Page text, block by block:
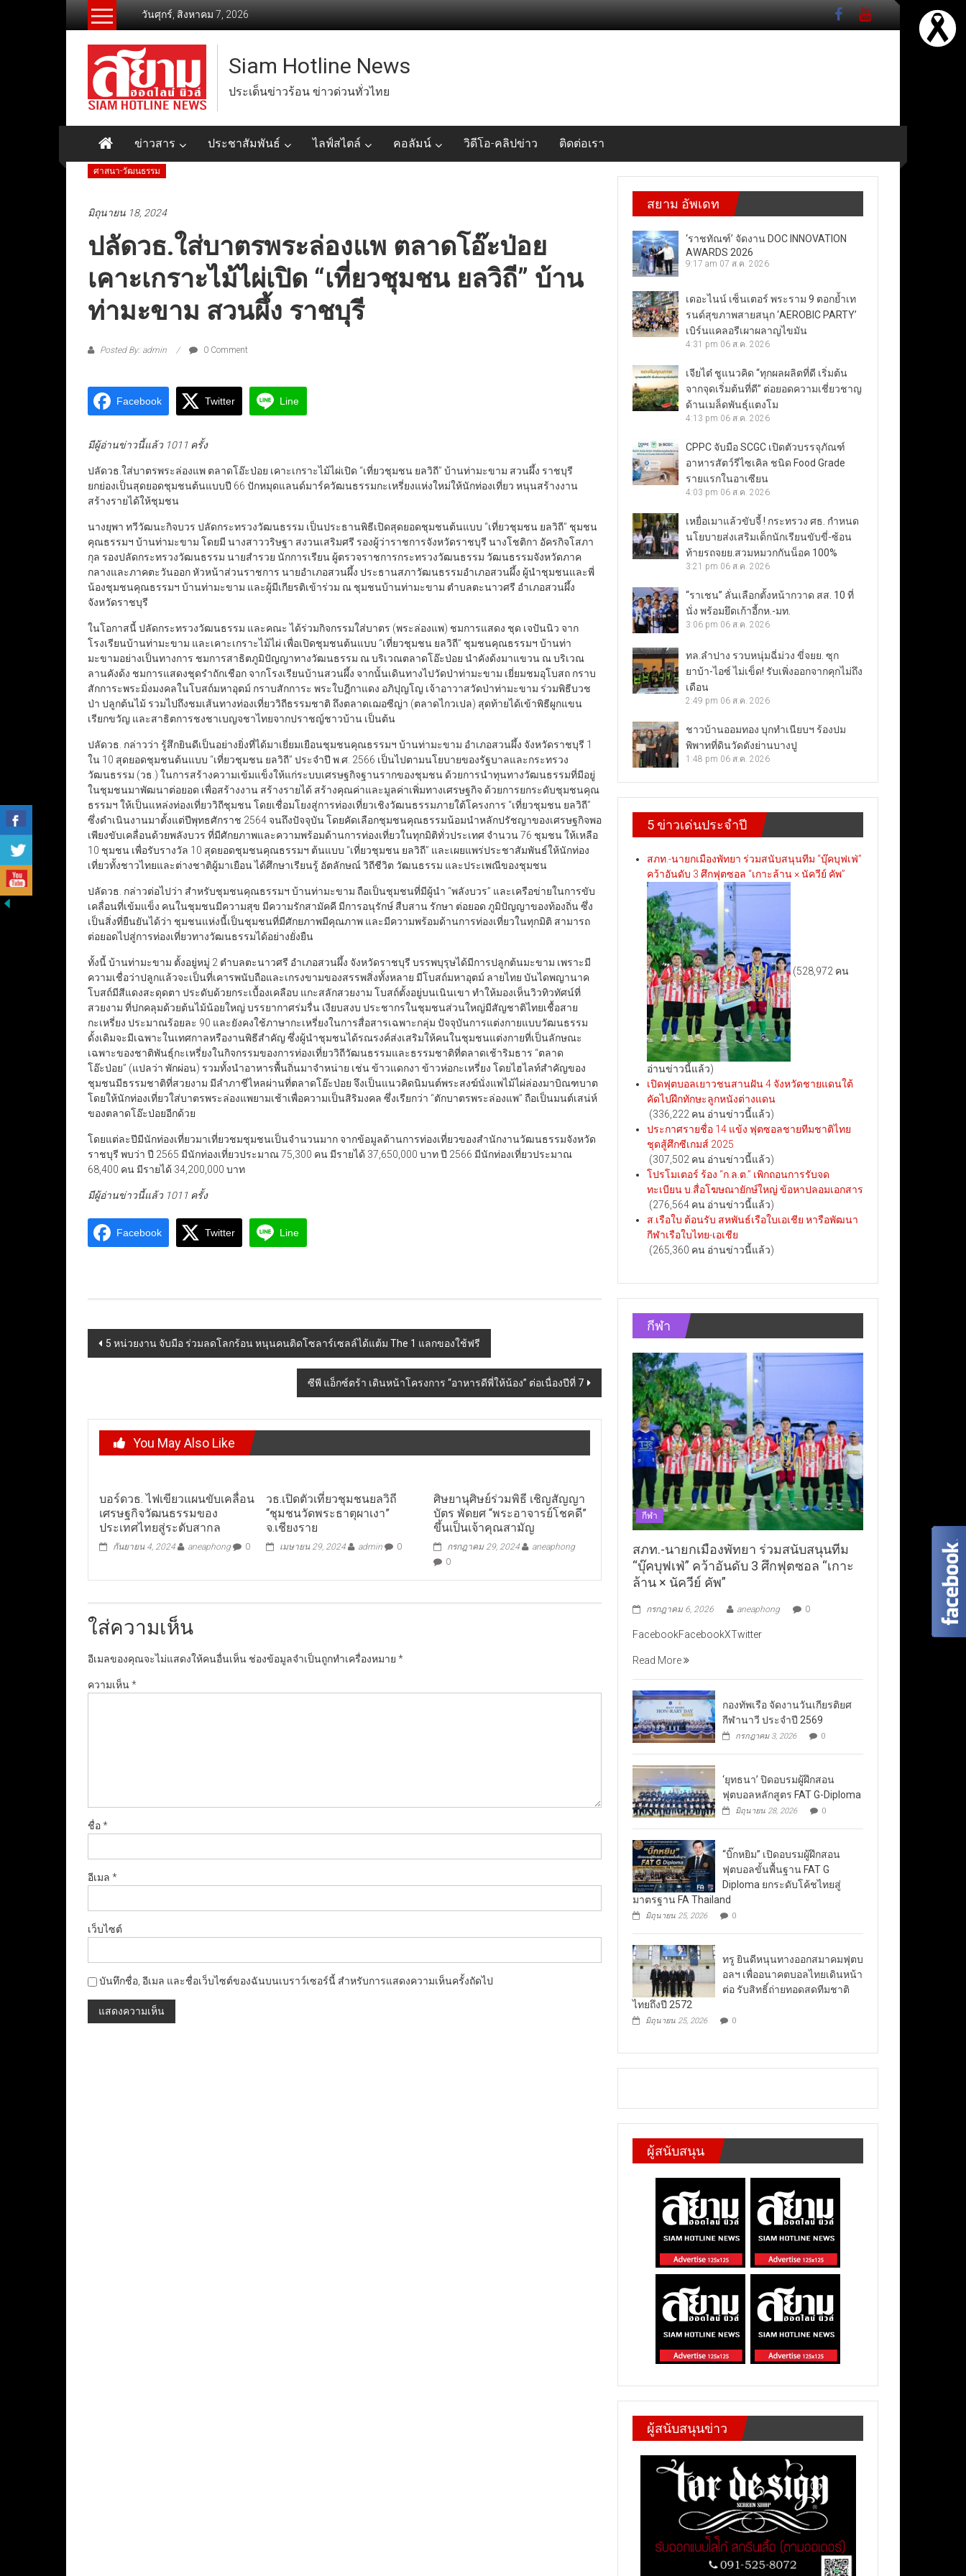
วันศุกร์, สิงหาคม 7, 2026
Siam Hotline News
ประเด็นข่าวร้อน ข่าวด่วนทั่วไทย
ข่าวสาร ประชาสัมพันธ์ ไลฟ์สไตล์ คอลัมน์ วิดีโอ-คลิปข่าว ติดต่อเรา
ศาสนา-วัฒนธรรม
มิถุนายน 18, 2024
ปลัดวธ.ใส่บาตรพระล่องแพ ตลาดโอ๊ะป่อย
เคาะเกราะไม้ไผ่เปิด “เที่ยวชุมชน ยลวิถี” บ้าน
ท่ามะขาม สวนผึ้ง ราชบุรี
Posted By: admin 0 Comment
Facebook Twitter Line
มีผู้อ่านข่าวนี้แล้ว 1011 ครั้ง
ปลัดวธ.ใส่บาตรพระล่องแพ ตลาดโอ๊ะป่อย เคาะเกราะไม้ไผ่เปิด “เที่ยวชุมชน ยลวิถี” บ้านท่ามะขาม สวนผึ้ง ราชบุรี
ยกย่องเป็นสุดยอดชุมชนต้นแบบปี 66 ปักหมุดแลนด์มาร์ควัฒนธรรมกะเหรี่ยงแห่งใหม่ให้นักท่องเที่ยว หนุนสร้างงาน
สร้างรายได้ให้ชุมชน
นางยุพา ทวีวัฒนะกิจบวร ปลัดกระทรวงวัฒนธรรม เป็นประธานพิธีเปิดสุดยอดชุมชนต้นแบบ “เที่ยวชุมชน ยลวิถี” ชุมชน
คุณธรรมฯ บ้านท่ามะขาม โดยมี นางสาววริษฐา สงวนเสริมศรี รองผู้ว่าราชการจังหวัดราชบุรี นางโชติกา อัครกิจโสภา
กุล รองปลัดกระทรวงวัฒนธรรม นายสำรวย นักการเรียน ผู้ตรวจราชการกระทรวงวัฒนธรรม วัฒนธรรมจังหวัดภาค
กลางและภาคตะวันออก หัวหน้าส่วนราชการ นายอำเภอสวนผึ้ง ประธานสภาวัฒนธรรมอำเภอสวนผึ้ง ผู้นำชุมชนและพี่
น้องชุมชนคุณธรรมฯ บ้านท่ามะขาม และผู้มีเกียรติเข้าร่วม ณ ชุมชนบ้านท่ามะขาม ตำบลตะนาวศรี อำเภอสวนผึ้ง
จังหวัดราชบุรี
ในโอกาสนี้ ปลัดกระทรวงวัฒนธรรม และคณะ ได้ร่วมกิจกรรมใส่บาตร (พระล่องแพ) ชมการแสดง ชุด เจปันนิว จาก
โรงเรียนบ้านท่ามะขาม และเคาะเกราะไม้ไผ่ เพื่อเปิดชุมชนต้นแบบ “เที่ยวชุมชน ยลวิถี” ชุมชนคุณธรรมฯ บ้านท่า
มะขามอย่างเป็นทางการ ชมการสาธิตภูมิปัญญาทางวัฒนธรรม ณ บริเวณตลาดโอ๊ะป่อย นำคังด้งมาแขวน ณ บริเวณ
ลานคังด้ง ชมการแสดงชุดรำถักเชือก จากโรงเรียนบ้านสวนผึ้ง จากนั้นเดินทางไปวัดป่าท่ามะขาม เยี่ยมชมอุโบสถ กราบ
สักการะพระมิ่งมงคลในโบสถ์มหาอุตม์ กราบสักการะ พระใบฎีกาแดง อภิปุญโญ เจ้าอาวาสวัดป่าท่ามะขาม ร่วมพิธีบวช
ป่า ปลูกต้นไม้ รวมไปถึงชมเส้นทางท่องเที่ยววิถีธรรมชาติ ถึงตลาดเฌอซีญ่า (ตลาดไกวเปล) สุดท้ายได้เข้าพิธีผูกแขน
เรียกขวัญ และสาธิตการชงชาเบญจชาไทยจากปราชญ์ชาวบ้าน เป็นต้น
ปลัดวธ. กล่าวว่า รู้สึกยินดีเป็นอย่างยิ่งที่ได้มาเยี่ยมเยือนชุมชนคุณธรรมฯ บ้านท่ามะขาม อำเภอสวนผึ้ง จังหวัดราชบุรี 1
ใน 10 สุดยอดชุมชนต้นแบบ “เที่ยวชุมชน ยลวิถี” ประจำปี พ.ศ. 2566 เป็นไปตามนโยบายของรัฐบาลและกระทรวง
วัฒนธรรม (วธ.) ในการสร้างความเข้มแข็งให้แก่ระบบเศรษฐกิจฐานรากของชุมชน ด้วยการนำทุนทางวัฒนธรรมที่มีอยู่
ในชุมชนมาพัฒนาต่อยอด เพื่อสร้างงาน สร้างรายได้ สร้างคุณค่าและมูลค่าเพิ่มทางเศรษฐกิจ ด้วยการยกระดับชุมชนคุณ
ธรรมฯ ให้เป็นแหล่งท่องเที่ยววิถีชุมชน โดยเชื่อมโยงสู่การท่องเที่ยวเชิงวัฒนธรรมภายใต้โครงการ “เที่ยวชุมชน ยลวิถี”
ซึ่งดำเนินงานมาตั้งแต่ปีพุทธศักราช 2564 จนถึงปัจจุบัน โดยคัดเลือกชุมชนคุณธรรมน้อมนำหลักปรัชญาของเศรษฐกิจพอ
เพียงขับเคลื่อนด้วยพลังบวร ที่มีศักยภาพและความพร้อมด้านการท่องเที่ยวในทุกมิติทั่วประเทศ จำนวน 76 ชุมชน ให้เหลือ
10 ชุมชน เพื่อรับรางวัล 10 สุดยอดชุมชนคุณธรรมฯ ต้นแบบ “เที่ยวชุมชน ยลวิถี” และเผยแพร่ประชาสัมพันธ์ให้นักท่อง
เที่ยวทั้งชาวไทยและต่างชาติผู้มาเยือน ได้ศึกษาเรียนรู้ อัตลักษณ์ วิถีชีวิต วัฒนธรรม และประเพณีของชุมชน
ปลัดวธ. กล่าวต่อไปว่า สำหรับชุมชนคุณธรรมฯ บ้านท่ามะขาม ถือเป็นชุมชนที่มีผู้นำ “พลังบวร” และเครือข่ายในการขับ
เคลื่อนที่เข้มแข็ง คนในชุมชนมีความสุข มีความรักสามัคคี มีการอนุรักษ์ สืบสาน รักษา ต่อยอด ภูมิปัญญาของท้องถิ่น ซึ่ง
เป็นสิ่งที่ยืนยันได้ว่า ชุมชนแห่งนี้เป็นชุมชนที่มีศักยภาพมีคุณภาพ และมีความพร้อมด้านการท่องเที่ยวในทุกมิติ สามารถ
ต่อยอดไปสู่การท่องเที่ยวทางวัฒนธรรมได้อย่างยั่งยืน
ทั้งนี้ บ้านท่ามะขาม ตั้งอยู่หมู่ 2 ตำบลตะนาวศรี อำเภอสวนผึ้ง จังหวัดราชบุรี บรรพบุรุษได้มีการปลูกต้นมะขาม เพราะมี
ความเชื่อว่าปลูกแล้วจะเป็นที่เคารพนับถือและเกรงขามของสรรพสิ่งทั้งหลาย มีโบสถ์มหาอุตม์ ลายไทย บันไดพญานาค
โบสถ์มีสีแดงสะดุดตา ประดับด้วยกระเบื้องเคลือบ แกะสลักสวยงาม โบสถ์ตั้งอยู่บนเนินเขา ทำให้มองเห็นวิวทิวทัศน์ที่
สวยงาม ที่ปกคลุมด้วยต้นไม้น้อยใหญ่ บรรยากาศร่มรื่น เงียบสงบ ประชากรในชุมชนส่วนใหญ่มีสัญชาติไทยเชื้อสาย
กะเหรี่ยง ประมาณร้อยละ 90 และยังคงใช้ภาษากะเหรี่ยงในการสื่อสารเฉพาะกลุ่ม ปัจจุบันการแต่งกายแบบวัฒนธรรม
ดั้งเดิมจะมีเฉพาะในเทศกาลหรืองานพิธีสำคัญ ซึ่งผู้นำชุมชนได้รณรงค์ส่งเสริมให้คนในชุมชนแต่งกายที่เป็นลักษณะ
เฉพาะของชาติพันธุ์กะเหรี่ยงในกิจกรรมของการท่องเที่ยววิถีวัฒนธรรมและธรรมชาติที่ตลาดเช้าริมธาร “ตลาด
โอ๊ะป่อย” (แปลว่า พักผ่อน) รวมทั้งนำอาหารพื้นถิ่นมาจำหน่าย เช่น ข้าวแดกงา ข้าวห่อกะเหรี่ยง โดยไฮไลท์สำคัญของ
ชุมชนมีธรรมชาติที่สวยงาม มีลำภาชีไหลผ่านที่ตลาดโอ๊ะป่อย จึงเป็นแนวคิดนิมนต์พระสงฆ์นั่งแพไม้ไผ่ล่องมาบิณฑบาต
โดยให้นักท่องเที่ยวใส่บาตรพระล่องแพยามเช้าเพื่อความเป็นสิริมงคล ซึ่งเรียกว่า “ตักบาตรพระล่องแพ” ถือเป็นมนต์เสน่ห์
ของตลาดโอ๊ะป่อยอีกด้วย
โดยแต่ละปีมีนักท่องเที่ยวมาเที่ยวชมชุมชนเป็นจำนวนมาก จากข้อมูลด้านการท่องเที่ยวของสำนักงานวัฒนธรรมจังหวัด
ราชบุรี พบว่า ปี 2565 มีนักท่องเที่ยวประมาณ 75,300 คน มีรายได้ 37,650,000 บาท ปี 2566 มีนักท่องเที่ยวประมาณ
68,400 คน มีรายได้ 34,200,000 บาท
มีผู้อ่านข่าวนี้แล้ว 1011 ครั้ง
Facebook Twitter Line
Post
5 หน่วยงาน จับมือ ร่วมลดโลกร้อน หนุนคนติดโซลาร์เซลล์ได้แต้ม The 1 แลกของใช้ฟรี
ซีพี แอ็กซ์ตร้า เดินหน้าโครงการ “อาหารดีพี่ให้น้อง” ต่อเนื่องปีที่ 7
You May Also Like
บอร์ดวธ. ไฟเขียวแผนขับเคลื่อน
เศรษฐกิจวัฒนธรรมของ
ประเทศไทยสู่ระดับสากล
กันยายน 4, 2024 aneaphong 0
วธ.เปิดตัวเที่ยวชุมชนยลวิถี
“ชุมชนวัดพระธาตุผาเงา”
จ.เชียงราย
เมษายน 29, 2024 admin 0
ศิษยานุศิษย์ร่วมพิธี เชิญสัญญา
บัตร พัดยศ “พระอาจารย์โชคดี”
ขึ้นเป็นเจ้าคุณสามัญ
กรกฎาคม 29, 2024
aneaphong
0
ใส่ความเห็น
อีเมลของคุณจะไม่แสดงให้คนอื่นเห็น ช่องข้อมูลจำเป็นถูกทำเครื่องหมาย *
ความเห็น*
ชื่อ*
อีเมล *
เว็บไซต์
บันทึกชื่อ, อีเมล และชื่อเว็บไซต์ของฉันบนเบราว์เซอร์นี้ สำหรับการแสดงความเห็นครั้งถัดไป
สยาม อัพเดท
‘ราชทัณฑ์’ จัดงาน DOC INNOVATION
AWARDS 2026
9:17 am 07 ส.ค. 2026
เดอะไนน์ เซ็นเตอร์ พระราม 9 ตอกย้ำเท
รนด์สุขภาพสายสนุก ‘AEROBIC PARTY’
เบิร์นแคลอรีเผาผลาญไขมัน
4:31 pm 06 ส.ค. 2026
เจียไต๋ ชูแนวคิด “ทุกผลผลิตที่ดี เริ่มต้น
จากจุดเริ่มต้นที่ดี” ต่อยอดความเชี่ยวชาญ
ด้านเมล็ดพันธุ์แตงโม
4:13 pm 06 ส.ค. 2026
CPPC จับมือ SCGC เปิดตัวบรรจุภัณฑ์
อาหารสัตว์รีไซเคิล ชนิด Food Grade
รายแรกในอาเซียน
4:03 pm 06 ส.ค. 2026
เหยื่อเมาแล้วขับจี้ ! กระทรวง ศธ. กำหนด
นโยบายส่งเสริมเด็กนักเรียนขับขี่-ซ้อน
ท้ายรถจยย.สวมหมวกกันน็อค 100%
3:21 pm 06 ส.ค. 2026
“ราเชน” ลั่นเลือกตั้งหน้ากวาด สส. 10 ที่
นั่ง พร้อมยึดเก้าอี้กห.-มท.
3:06 pm 06 ส.ค. 2026
ทล.ลำปาง รวบหนุ่มฉี่ม่วง ขี่จยย. ซุก
ยาบ้า-ไอซ์ ไม่เข็ด! รับเพิ่งออกจากคุกไม่ถึง
เดือน
2:49 pm 06 ส.ค. 2026
ชาวบ้านออมทอง บุกทำเนียบฯ ร้องปม
พิพาทที่ดินวัดดังย่านบางปู
1:48 pm 06 ส.ค. 2026
5 ข่าวเด่นประจำปี
สภท.-นายกเมืองพัทยา ร่วมสนับสนุนทีม “บุ๊คบุฟเฟ่”
คว้าอันดับ 3 ศึกฟุตซอล “เกาะล้าน × นัควีย์ คัพ”
(528,972 คน
อ่านข่าวนี้แล้ว)
เปิดฟุตบอลเยาวชนสานฝัน 4 จังหวัดชายแดนใต้
คัดไปฝึกทักษะลูกหนังต่างแดน
(336,222 คน อ่านข่าวนี้แล้ว)
ประกาศรายชื่อ 14 แข้ง ฟุตซอลชายทีมชาติไทย
ชุดสู้ศึกซีเกมส์ 2025
(307,502 คน อ่านข่าวนี้แล้ว)
โปรโมเตอร์ ร้อง “ก.ล.ต.” เพิกถอนการรับจด
ทะเบียน บ.สื่อโฆษณายักษ์ใหญ่ ข้อหาปลอมเอกสาร
(276,564 คน อ่านข่าวนี้แล้ว)
ส.เรือใบ ต้อนรับ สหพันธ์เรือใบเอเชีย หารือพัฒนา
กีฬาเรือใบไทย-เอเชีย
(265,360 คน อ่านข่าวนี้แล้ว)
กีฬา
กีฬา
สภท.-นายกเมืองพัทยา ร่วมสนับสนุนทีม
“บุ๊คบุฟเฟ่” คว้าอันดับ 3 ศึกฟุตซอล “เกาะ
ล้าน × นัควีย์ คัพ”
กรกฎาคม 6, 2026 aneaphong 0
FacebookFacebookXTwitter
Read More
กองทัพเรือ จัดงานวันเกียรติยศ
กีฬานาวี ประจำปี 2569
กรกฎาคม 3, 2026 0
‘ยุทธนา’ ปิดอบรมผู้ฝึกสอน
ฟุตบอลหลักสูตร FAT G-Diploma
มิถุนายน 28, 2026 0
“บิ๊กหยิม” เปิดอบรมผู้ฝึกสอน
ฟุตบอลขั้นพื้นฐาน FAT G
Diploma ยกระดับโค้ชไทยสู่
มาตรฐาน FA Thailand
มิถุนายน 25, 2026 0
ทรู ยินดีหนุนทางออกสมาคมฟุตบ
อลฯ เพื่ออนาคตบอลไทยเดินหน้า
ต่อ รับสิทธิ์ถ่ายทอดสดทีมชาติ
ไทยถึงปี 2572
มิถุนายน 25, 2026 0
ผู้สนับสนุน
ผู้สนับสนุนข่าว